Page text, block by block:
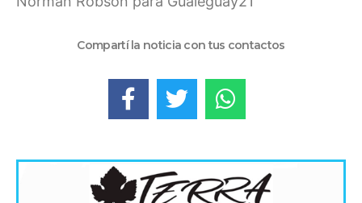
Compartí la noticia con tus contactos